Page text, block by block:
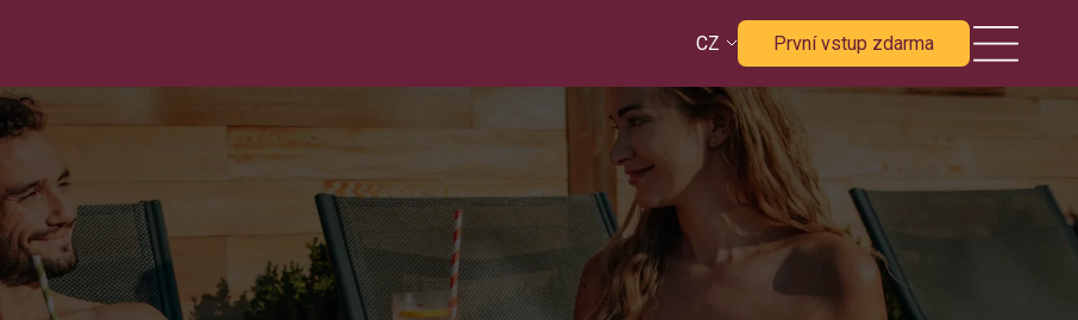
CZ První vstup zdarma